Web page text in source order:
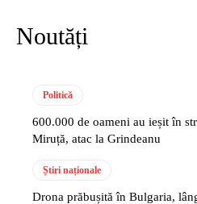
Noutăți
Politică
600.000 de oameni au ieșit în
Miruță, atac la Grindeanu
Știri naționale
Drona prăbușită în Bulgaria,